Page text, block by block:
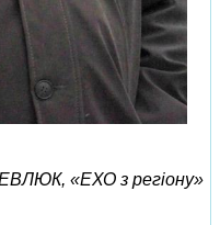
«ЕХО з регіону»